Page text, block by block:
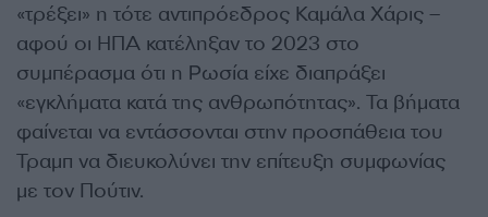
«τρέξει» η τότε αντιπρόεδρος Καμάλα Χάρις –
αφού οι ΗΠΑ κατέληξαν το 2023 στο
συμπέρασμα ότι η Ρωσία είχε διαπράξει
«εγκλήματα κατά της ανθρωπότητας». Τα βήματα
φαίνεται να εντάσσονται στην προσπάθεια του
Τραμπ να διευκολύνει την επίτευξη συμφωνίας
με τον Πούτιν.